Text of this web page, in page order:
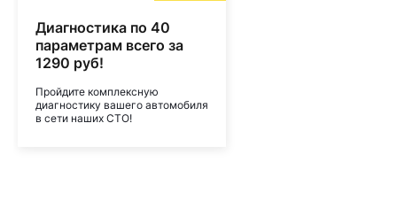
Диагностика по 40
параметрам всего за
1290 руб!
Пройдите комплексную
диагностику вашего автомобиля
в сети наших СТО!